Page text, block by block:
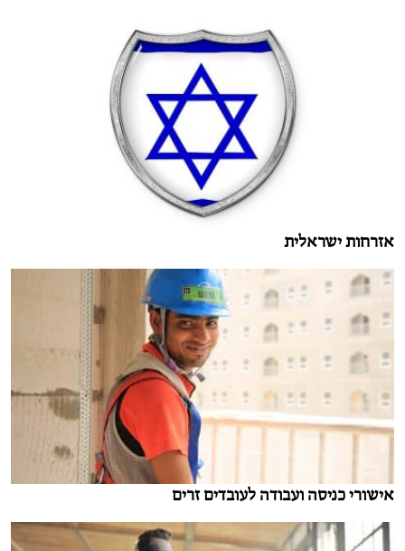
אזרחות ישראלית
אישורי כניסה ועבודה לעובדים זרים